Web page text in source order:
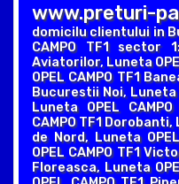
www.preturi-
domicilu clientului in
CAMPO TF1 sector
Aviatorilor, Luneta
OPEL CAMPO TF1
Bucurestii Noi, Luneta
Luneta OPEL
CAMPO TF1 Dorobanti,
de Nord, Luneta
OPEL CAMPO TF1
Floreasca, Luneta